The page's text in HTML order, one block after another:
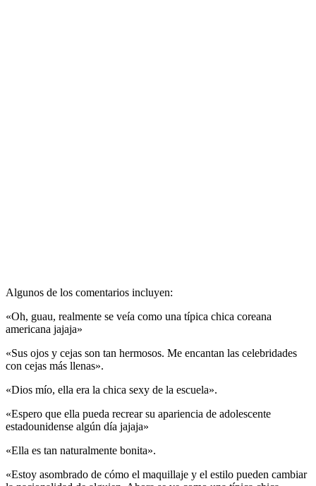
Algunos de los comentarios incluyen:
«Oh, guau, realmente se veía como una típica chica coreana
americana jajaja»
«Sus ojos y cejas son tan hermosos. Me encantan las celebridades
con cejas más llenas».
«Dios mío, ella era la chica sexy de la escuela».
«Espero que ella pueda recrear su apariencia de adolescente
estadounidense algún día jajaja»
«Ella es tan naturalmente bonita».
«Estoy asombrado de cómo el maquillaje y el estilo pueden cambiar